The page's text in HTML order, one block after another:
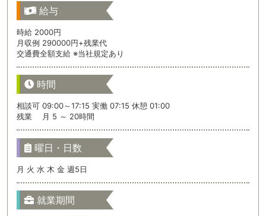
給与
時給 2000円
月収例 290000円+残業代
交通費全額支給 ※当社規定あり
時間
相談可 09:00～17:15 実働 07:15 休憩 01:00
残業 月 5 ～ 20時間
曜日・日数
月 火 水 木 金 週5日
就業期間